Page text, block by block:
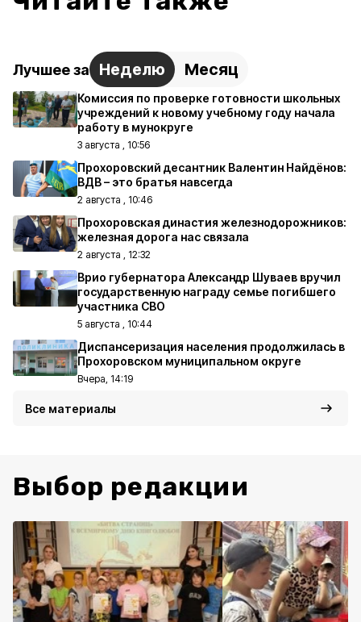
Лучшее за Неделю Месяц
Комиссия по проверке готовности школьных
учреждений к новому учебному году начала
работу в мунокруге
3 августа , 10:56
Прохоровский десантник Валентин Найдёнов:
ВДВ – это братья навсегда
2 августа , 10:46
Прохоровская династия железнодорожников:
железная дорога нас связала
2 августа , 12:32
Врио губернатора Александр Шуваев вручил
государственную награду семье погибшего
участника СВО
5 августа , 10:44
Диспансеризация населения продолжилась в
Прохоровском муниципальном округе
Вчера, 14:19
Все материалы
Выбор редакции